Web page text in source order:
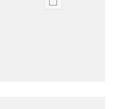
Publikāciju